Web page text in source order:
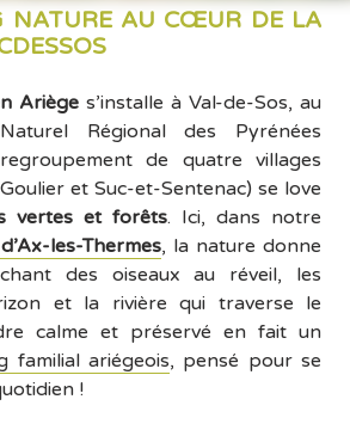
NATURE AU CŒUR DE LA
Ariège s’installe à Val-de-Sos, au
Régional des Pyrénées
de quatre villages
et Suc-et-Sentenac) se love
vertes et forêts. Ici, dans notre
les-Thermes, la nature donne
des oiseaux au réveil, les
et la rivière qui traverse le
calme et préservé en fait un
familial ariégeois, pensé pour se
!